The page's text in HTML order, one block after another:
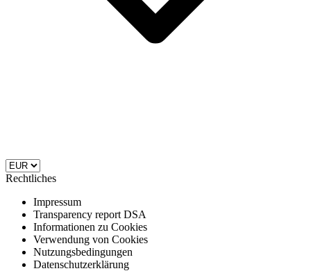
Rechtliches
Impressum
Transparency report DSA
Informationen zu Cookies
Verwendung von Cookies
Nutzungsbedingungen
Datenschutzerklärung